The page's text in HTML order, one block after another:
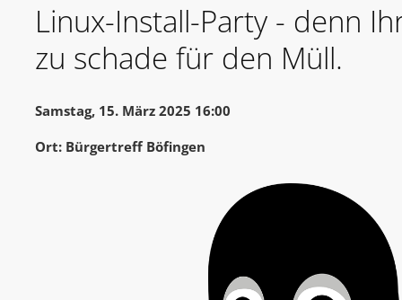
Linux-Install-Party - denn
zu schade für den Müll.
Samstag, 15. März 2025 16:00
Ort: Bürgertreff Böfingen